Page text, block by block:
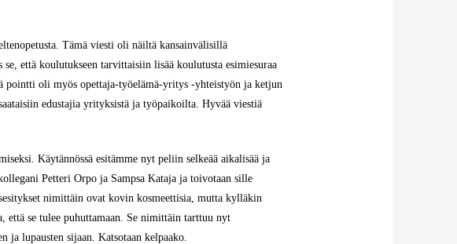
Tämä viesti oli näiltä kansainvälisillä
että koulutukseen tarvittaisiin lisää koulutusta esimiesuraa
pointti oli myös opettaja-työelämä-yritys -yhteistyön ja ketjun
edustajia yrityksistä ja työpaikoilta. Hyvää viestiä
Käytännössä esitämme nyt peliin selkeää aikalisää ja
Petteri Orpo ja Sampsa Kataja ja toivotaan sille
nimittäin ovat kovin kosmeettisia, mutta kylläkin
että se tulee puhuttamaan. Se nimittäin tarttuu nyt
ja lupausten sijaan. Katsotaan kelpaako.